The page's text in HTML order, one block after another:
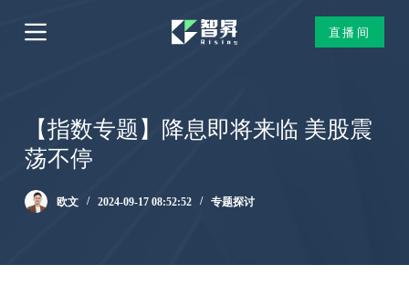
跳
过
直播间
【指数专题】降息即将来临 美股震
荡不停
欧文 2024-09-17 08:52:52 专题探讨